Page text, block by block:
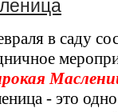
в саду
- это